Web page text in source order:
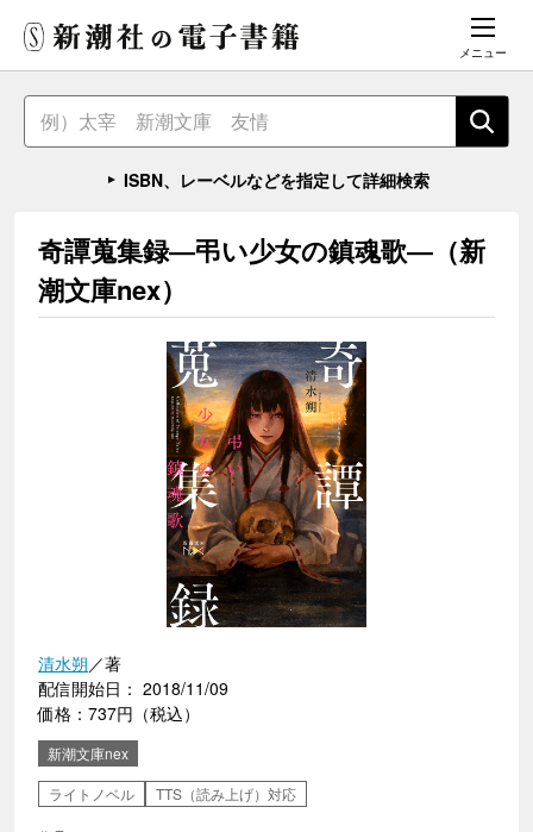
メニュー
ISBN、レーベルなどを指定して詳細検索
奇譚蒐集録―弔い少女の鎮魂歌―（新
潮文庫nex）
清水朔／著
配信開始日： 2018/11/09
価格：737円（税込）
新潮文庫nex
ライトノベル
TTS（読み上げ）対応